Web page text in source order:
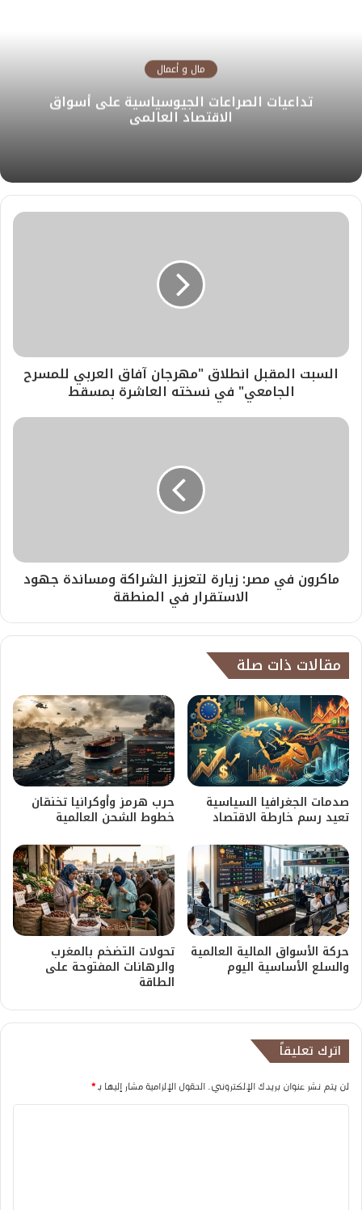
مال و أعمال
تداعيات الصراعات الجيوسياسية على أسواق
الاقتصاد العالمي
السبت المقبل انطلاق "مهرجان آفاق العربي للمسرح
الجامعي" في نسخته العاشرة بمسقط
ماكرون في مصر: زيارة لتعزيز الشراكة ومساندة جهود
الاستقرار في المنطقة
مقالات ذات صلة
صدمات الجغرافيا السياسية
تعيد رسم خارطة الاقتصاد
حرب هرمز وأوكرانيا تخنقان
خطوط الشحن العالمية
حركة الأسواق المالية العالمية
والسلع الأساسية اليوم
تحولات التضخم بالمغرب
والرهانات المفتوحة على
الطاقة
اترك تعليقاً
لن يتم نشر عنوان بريدك الإلكتروني. الحقول الإلزامية مشار إليها بـ*